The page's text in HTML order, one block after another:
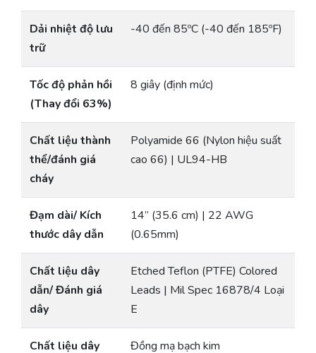
Dải nhiệt độ lưu
trữ
-40 đến 85ºC (-40 đến 185ºF)
Tốc độ phản hồi
(Thay đổi 63%)
8 giây (định mức)
Chất liệu thành
thể/đánh giá
cháy
Polyamide 66 (Nylon hiệu suất
cao 66) | UL94-HB
Đạm dài/ Kích
thước dây dẫn
14” (35.6 cm) | 22 AWG
(0.65mm)
Chất liệu dây
dẫn/ Đánh giá
dây
Etched Teflon (PTFE) Colored
Leads | Mil Spec 16878/4 Loại
E
Chất liệu dây Đồng mạ bạch kim